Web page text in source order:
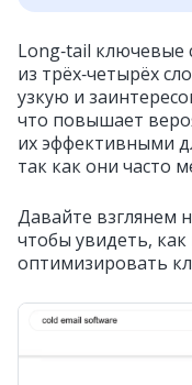
Long‑tail ключевые
из трёх‑четырёх
узкую и
что повышает
их эффективными
так как они часто
Давайте взглянем
чтобы увидеть,
оптимизировать